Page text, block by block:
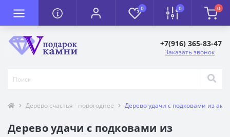
0 0 0
+7(916) 365-83-47
Заказать звонок
Дерево счастья - новогоднее Дерево удачи с подковами из
Дерево удачи с подковами из